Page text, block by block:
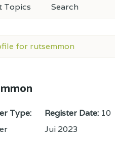
Topics Search
for rutsemmon
Type:
Register Date: 10
Jui 2023